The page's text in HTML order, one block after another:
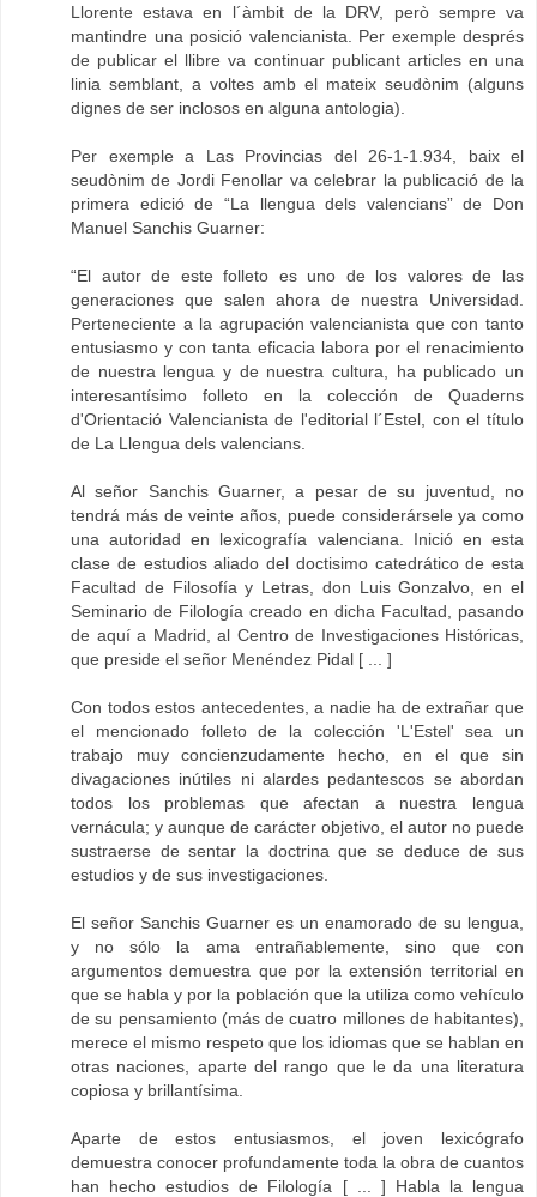
Llorente estava en l´àmbit de la DRV, però sempre va
mantindre una posició valencianista. Per exemple després
de publicar el llibre va continuar publicant articles en una
linia semblant, a voltes amb el mateix seudònim (alguns
dignes de ser inclosos en alguna antologia).
Per exemple a Las Provincias del 26-1-1.934, baix el
seudònim de Jordi Fenollar va celebrar la publicació de la
primera edició de “La llengua dels valencians” de Don
Manuel Sanchis Guarner:
“El autor de este folleto es uno de los valores de las
generaciones que salen ahora de nuestra Universidad.
Perteneciente a la agrupación valencianista que con tanto
entusiasmo y con tanta eficacia labora por el renacimiento
de nuestra lengua y de nuestra cultura, ha publicado un
interesantísimo folleto en la colección de Quaderns
d'Orientació Valencianista de l'editorial l´Estel, con el título
de La Llengua dels valencians.
Al señor Sanchis Guarner, a pesar de su juventud, no
tendrá más de veinte años, puede considerársele ya como
una autoridad en lexicografía valenciana. Inició en esta
clase de estudios aliado del doctisimo catedrático de esta
Facultad de Filosofía y Letras, don Luis Gonzalvo, en el
Seminario de Filología creado en dicha Facultad, pasando
de aquí a Madrid, al Centro de Investigaciones Históricas,
que preside el señor Menéndez Pidal [ ... ]
Con todos estos antecedentes, a nadie ha de extrañar que
el mencionado folleto de la colección 'L'Estel' sea un
trabajo muy concienzudamente hecho, en el que sin
divagaciones inútiles ni alardes pedantescos se abordan
todos los problemas que afectan a nuestra lengua
vernácula; y aunque de carácter objetivo, el autor no puede
sustraerse de sentar la doctrina que se deduce de sus
estudios y de sus investigaciones.
El señor Sanchis Guarner es un enamorado de su lengua,
y no sólo la ama entrañablemente, sino que con
argumentos demuestra que por la extensión territorial en
que se habla y por la población que la utiliza como vehículo
de su pensamiento (más de cuatro millones de habitantes),
merece el mismo respeto que los idiomas que se hablan en
otras naciones, aparte del rango que le da una literatura
copiosa y brillantísima.
Aparte de estos entusiasmos, el joven lexicógrafo
demuestra conocer profundamente toda la obra de cuantos
han hecho estudios de Filología [ ... ] Habla la lengua